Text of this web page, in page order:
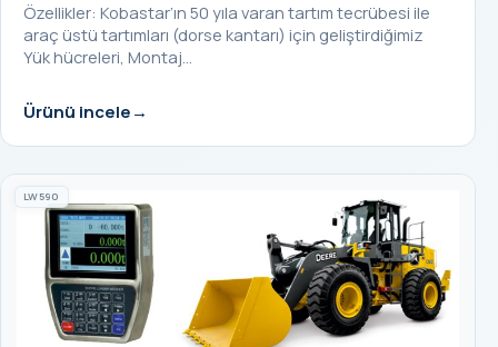
Özellikler: Kobastar’ın 50 yıla varan tartım tecrübesi ile
araç üstü tartımları (dorse kantarı) için geliştirdiğimiz
Yük hücreleri, Montaj…
Ürünü incele
LW590